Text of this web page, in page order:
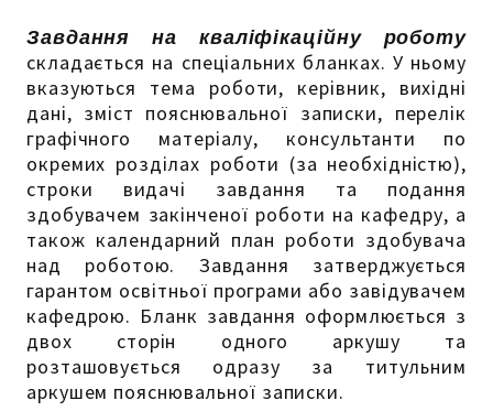
Завдання на кваліфікаційну роботу
складається на спеціальних бланках. У ньому
вказуються тема роботи, керівник, вихідні
дані, зміст пояснювальної записки, перелік
графічного матеріалу, консультанти по
окремих розділах роботи (за необхідністю),
строки видачі завдання та подання
здобувачем закінченої роботи на кафедру, а
також календарний план роботи здобувача
над роботою. Завдання затверджується
гарантом освітньої програми або завідувачем
кафедрою. Бланк завдання оформлюється з
двох сторін одного аркушу та
розташовується одразу за титульним
аркушем пояснювальної записки.